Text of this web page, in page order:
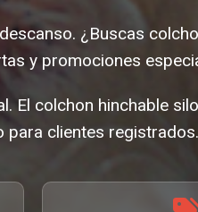
¿Buscas
y promociones
El colchon hinchable
para clientes registrados.